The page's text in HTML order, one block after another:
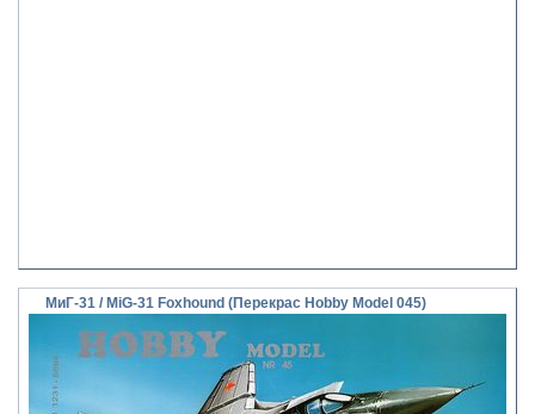
МиГ-31 / MiG-31 Foxhound (Перекрас Hobby Model 045)